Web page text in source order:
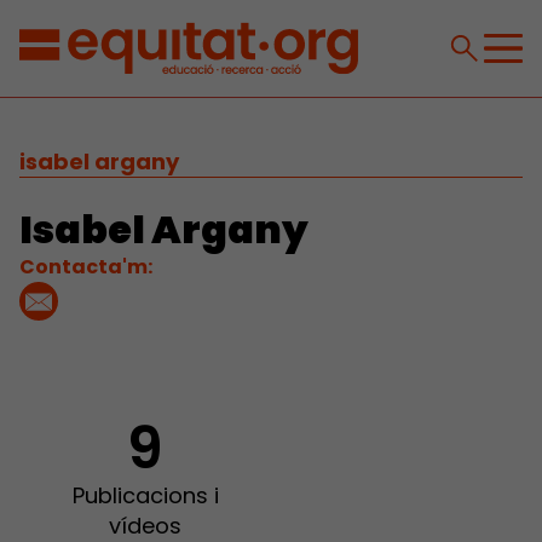
isabel argany
Isabel Argany
Contacta'm:
9
Publicacions i
vídeos